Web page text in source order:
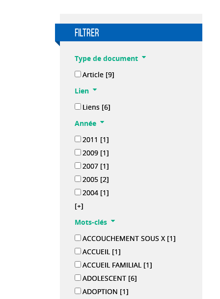
filtrer
Type de document
Article [9]
Lien
Liens [6]
Année
2011 [1]
2009 [1]
2007 [1]
2005 [2]
2004 [1]
[+]
Mots-clés
ACCOUCHEMENT SOUS X [1]
ACCUEIL [1]
ACCUEIL FAMILIAL [1]
ADOLESCENT [6]
ADOPTION [1]